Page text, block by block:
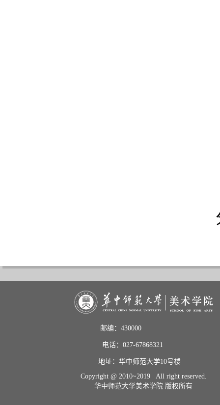
邮编：430000
电话：027-67868321
地址：华中师范大学10号楼
Copyright @ 2010~2019 All right reserved.
华中师范大学美术学院 版权所有